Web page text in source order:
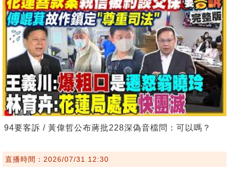
94要客訴 / 黃偉哲公布蔣批228深偽音檔問：可以嗎？
直播時間：2026/07/31 12:30